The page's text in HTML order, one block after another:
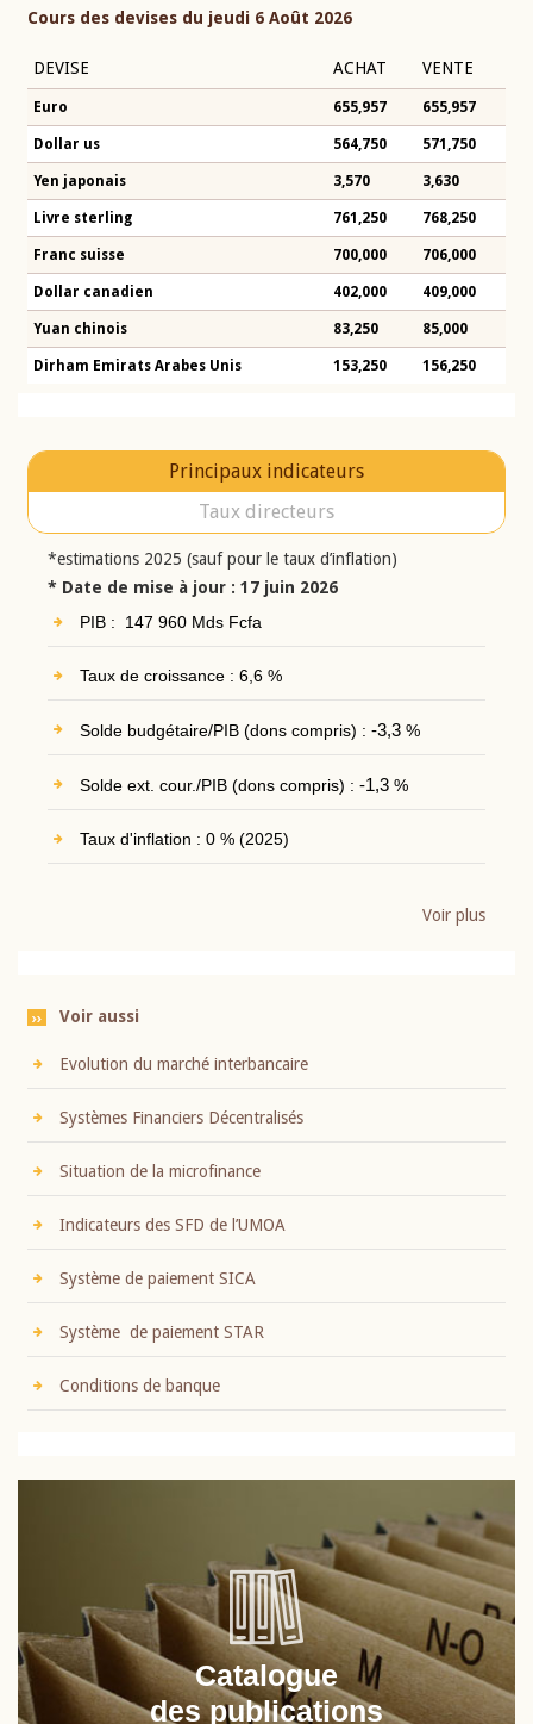
Cours des devises du jeudi 6 Août 2026
DEVISE ACHAT VENTE
Euro 655,957 655,957
Dollar us 564,750 571,750
Yen japonais 3,570 3,630
Livre sterling 761,250 768,250
Franc suisse 700,000 706,000
Dollar canadien 402,000 409,000
Yuan chinois 83,250 85,000
Dirham Emirats Arabes Unis 153,250 156,250
Principaux indicateurs
Taux directeurs
*estimations 2025 (sauf pour le taux d’inflation)
* Date de mise à jour : 17 juin 2026
PIB : 147 960 Mds Fcfa
Taux de croissance : 6,6 %
Solde budgétaire/PIB (dons compris) : -3,3%
Solde ext. cour./PIB (dons compris) : -1,3%
Taux d'inflation : 0 % (2025)
Voir plus
Voir aussi
Evolution du marché interbancaire
Systèmes Financiers Décentralisés
Situation de la microfinance
Indicateurs des SFD de l’UMOA
Système de paiement SICA
Système de paiement STAR
Conditions de banque
Catalogue
des publications